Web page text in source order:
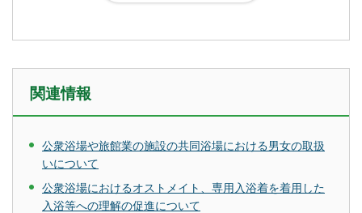
関連情報
公衆浴場や旅館業の施設の共同浴場における男女の取扱
いについて
公衆浴場におけるオストメイト、専用入浴着を着用した
入浴等への理解の促進について